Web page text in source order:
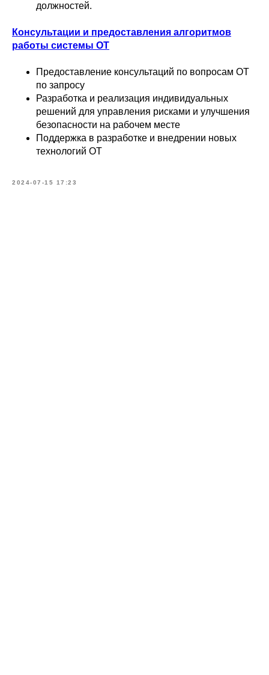
должностей.
Консультации и предоставления алгоритмов
работы системы ОТ
Предоставление консультаций по вопросам ОТ
по запросу
Разработка и реализация индивидуальных
решений для управления рисками и улучшения
безопасности на рабочем месте
Поддержка в разработке и внедрении новых
технологий ОТ
2024-07-15 17:23